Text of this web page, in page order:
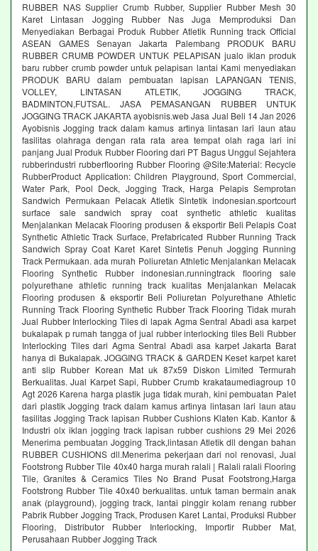
RUBBER NAS Supplier Crumb Rubber, Supplier Rubber Mesh 30
Karet Lintasan Jogging Rubber Nas Juga Memproduksi Dan
Menyediakan Berbagai Produk Rubber Atletik Running track Official
ASEAN GAMES Senayan Jakarta Palembang PRODUK BARU
RUBBER CRUMB POWDER UNTUK PELAPISAN jualo iklan produk
baru rubber crumb powder untuk pelapisan lantai Kami menyediakan
PRODUK BARU dalam pembuatan lapisan LAPANGAN TENIS,
VOLLEY, LINTASAN ATLETIK, JOGGING TRACK,
BADMINTON,FUTSAL. JASA PEMASANGAN RUBBER UNTUK
JOGGING TRACK JAKARTA ayobisnis.web Jasa Jual Beli 14 Jan 2026
Ayobisnis Jogging track dalam kamus artinya lintasan lari laun atau
fasilitas olahraga dengan rata rata area tempat olah raga lari ini
panjang Jual Produk Rubber Flooring dari PT Bagus Unggul Sejahtera
rubberindustri rubberflooring Rubber Flooring @Site:Material: Recycle
RubberProduct Application: Children Playground, Sport Commercial,
Water Park, Pool Deck, Jogging Track, Harga Pelapis Semprotan
Sandwich Permukaan Pelacak Atletik Sintetik indonesian.sportcourt
surface sale sandwich spray coat synthetic athletic kualitas
Menjalankan Melacak Flooring produsen & eksportir Beli Pelapis Coat
Synthetic Athletic Track Surface, Prefabricated Rubber Running Track
Sandwich Spray Coat Karet Karet Sintetis Penuh Jogging Running
Track Permukaan. ada murah Poliuretan Athletic Menjalankan Melacak
Flooring Synthetic Rubber indonesian.runningtrack flooring sale
polyurethane athletic running track kualitas Menjalankan Melacak
Flooring produsen & eksportir Beli Poliuretan Polyurethane Athletic
Running Track Flooring Synthetic Rubber Track Flooring Tidak murah
Jual Rubber Interlocking Tiles di lapak Agma Sentral Abadi asa karpet
bukalapak p rumah tangga of jual rubber interlocking tiles Beli Rubber
Interlocking Tiles dari Agma Sentral Abadi asa karpet Jakarta Barat
hanya di Bukalapak. JOGGING TRACK & GARDEN Keset karpet karet
anti slip Rubber Korean Mat uk 87x59 Diskon Limited Termurah
Berkualitas. Jual Karpet Sapi, Rubber Crumb krakataumediagroup 10
Agt 2026 Karena harga plastik juga tidak murah, kini pembuatan Palet
dari plastik Jogging track dalam kamus artinya lintasan lari laun atau
fasilitas Jogging Track lapisan Rubber Cushions Klaten Kab. Kantor &
Industri olx iklan jogging track lapisan rubber cushions 29 Mei 2026
Menerima pembuatan Jogging Track,lintasan Atletik dll dengan bahan
RUBBER CUSHIONS dll.Menerima pekerjaan dari nol renovasi, Jual
Footstrong Rubber Tile 40x40 harga murah ralali | Ralali ralali Flooring
Tile, Granites & Ceramics Tiles No Brand Pusat Footstrong,Harga
Footstrong Rubber Tile 40x40 berkualitas. untuk taman bermain anak
anak (playground), jogging track, lantai pinggir kolam renang rubber
Pabrik Rubber Jogging Track, Produsen Karet Lantai, Produksi Rubber
Flooring, Distributor Rubber Interlocking, Importir Rubber Mat,
Perusahaan Rubber Jogging Track